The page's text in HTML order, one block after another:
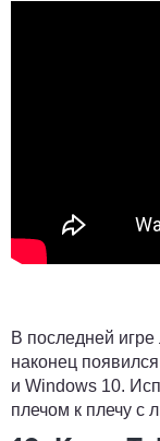
В последней
наконец
и Windows 10.
плечом к плечу с